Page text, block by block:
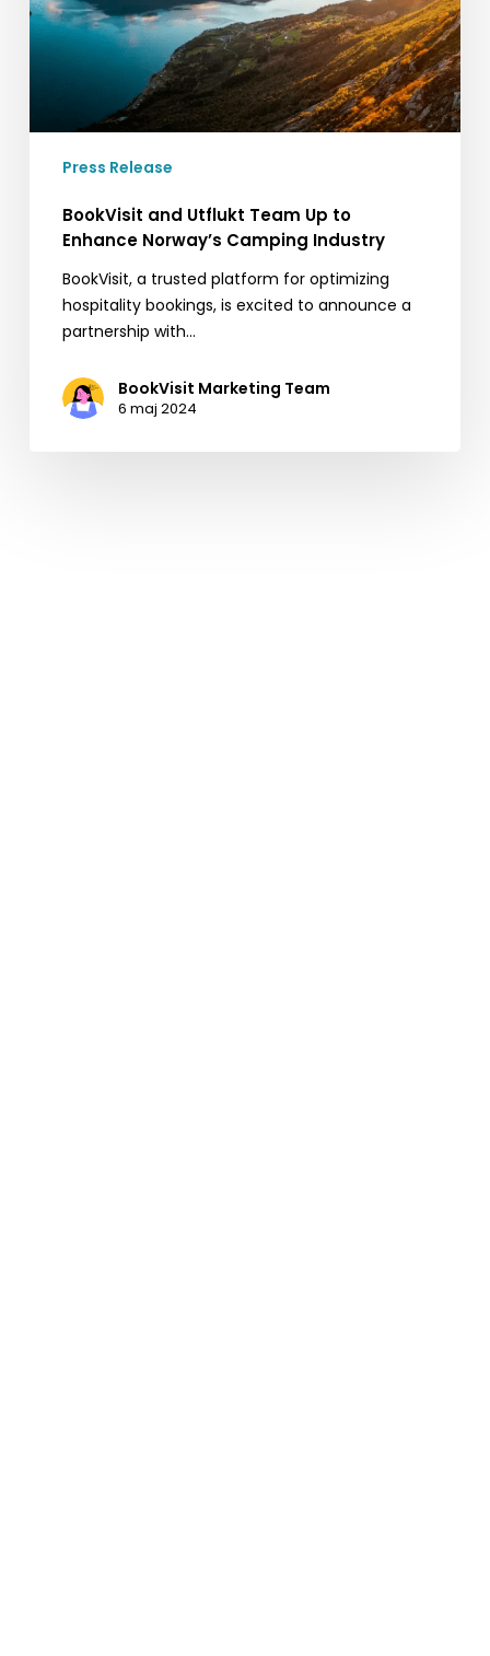
Enhance
Norway’s
Press Release
BookVisit and Utflukt Team Up to
Enhance Norway’s Camping Industry
BookVisit, a trusted platform for optimizing
hospitality bookings, is excited to announce a
partnership with…
BookVisit Marketing Team
6 maj 2024